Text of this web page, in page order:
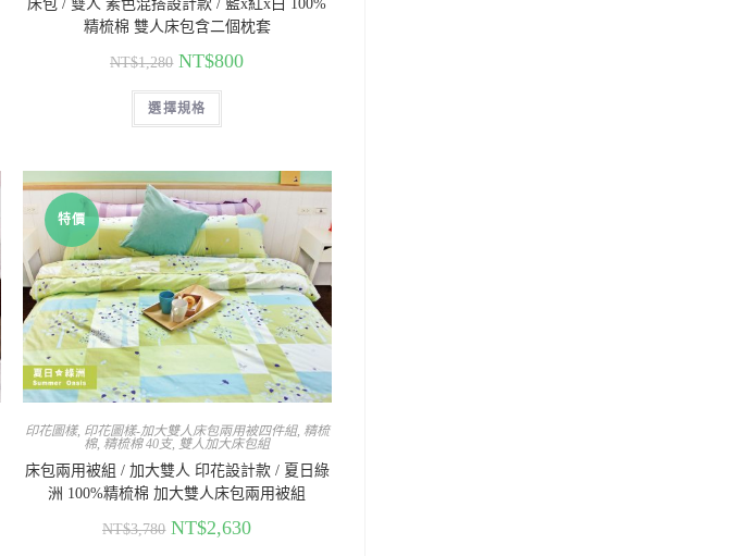
床包 / 雙人 素色混搭設計款 / 藍x紅x白 100%
精梳棉 雙人床包含二個枕套
NT$1,280 NT$800
選擇規格
特價
印花圖樣, 印花圖樣-加大雙人床包兩用被四件組, 精梳
棉, 精梳棉 40支, 雙人加大床包組
床包兩用被組 / 加大雙人 印花設計款 / 夏日綠
洲 100%精梳棉 加大雙人床包兩用被組
NT$3,780 NT$2,630